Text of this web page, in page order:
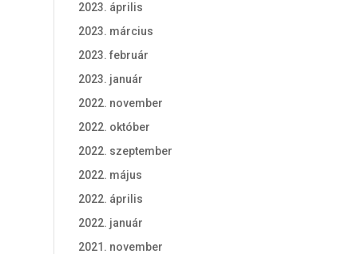
2023. április
2023. március
2023. február
2023. január
2022. november
2022. október
2022. szeptember
2022. május
2022. április
2022. január
2021. november